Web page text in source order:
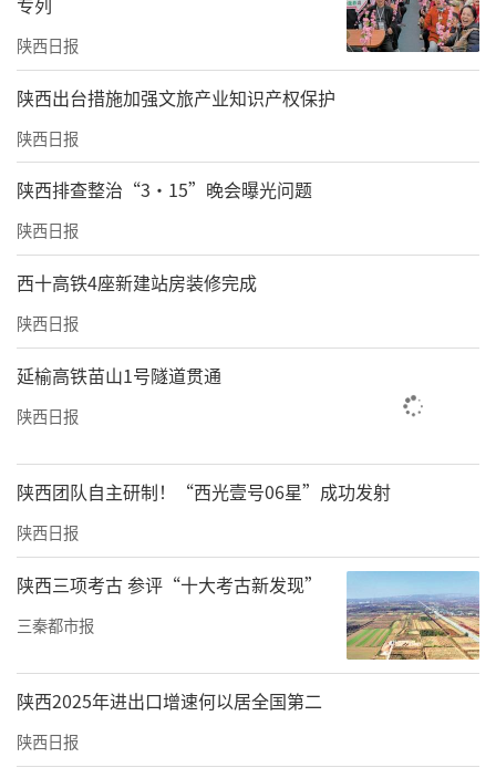
陕西日报
​陕西出台措施加强文旅产业知识产权保护
陕西日报
陕西排查整治“3·15”晚会曝光问题
陕西日报
西十高铁4座新建站房装修完成
陕西日报
延榆高铁苗山1号隧道贯通
陕西日报
陕西团队自主研制！“西光壹号06星”成功发射
陕西日报
陕西三项考古 参评“十大考古新发现”
三秦都市报
陕西2025年进出口增速何以居全国第二
陕西日报